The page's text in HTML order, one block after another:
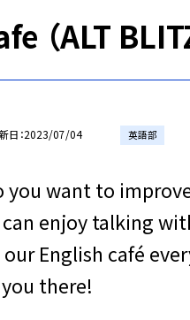
（ALT
日 2023/07/04 英語部
you want to
enjoy talking
English café
there!